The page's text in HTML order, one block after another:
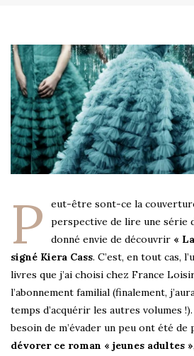
P
eut-être sont-ce la
perspective de lire une série
donné envie de découvrir «
signé Kiera Cass. C’est, en tout cas,
livres que j’ai choisi chez France
l’abonnement familial (finalement,
temps d’acquérir les autres volumes
besoin de m’évader un peu ont été
dévorer ce roman « jeunes adultes »